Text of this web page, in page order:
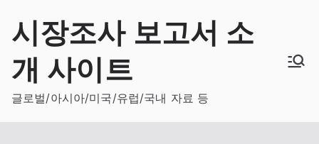
content
시장조사 보고서 소
개 사이트
글로벌/아시아/미국/유럽/국내 자료 등